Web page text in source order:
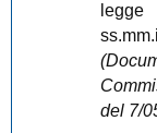
del 7/